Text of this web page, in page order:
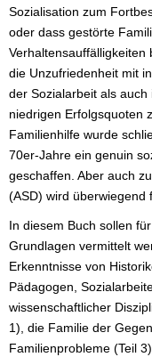
Sozialisation zum
oder dass gestörte
Verhaltensauffälligkeiten
die Unzufriedenheit mit
der Sozialarbeit als
niedrigen Erfolgsquoten
Familienhilfe wurde
70er-Jahre ein genuin
geschaffen. Aber auch
(ASD) wird überwiegend
In diesem Buch sollen
Grundlagen vermittelt
Erkenntnisse von
Pädagogen,
wissenschaftlicher
1), die Familie der
Familienprobleme (Teil